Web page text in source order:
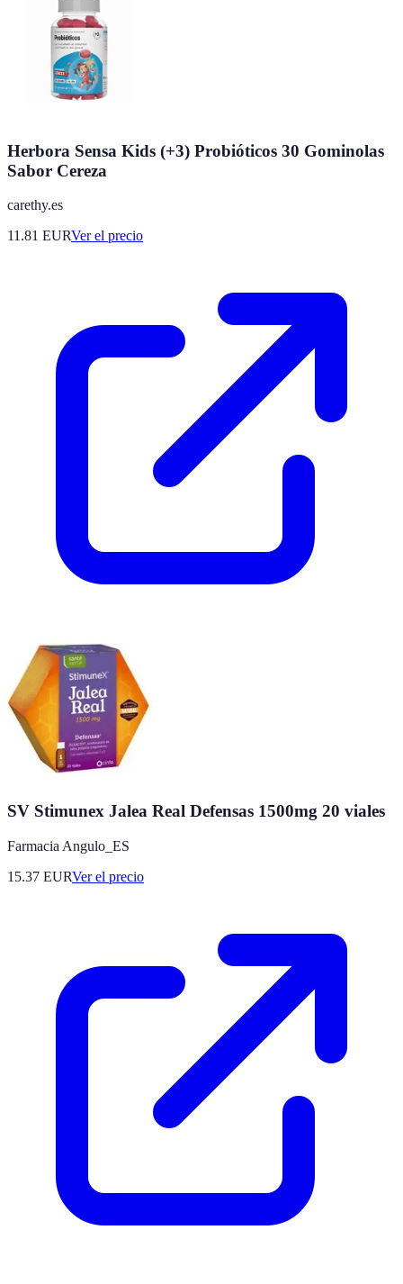
Herbora Sensa Kids (+3) Probióticos 30 Gominolas
Sabor Cereza
carethy.es
11.81 EURVer el precio
SV Stimunex Jalea Real Defensas 1500mg 20 viales
Farmacia Angulo_ES
15.37 EURVer el precio